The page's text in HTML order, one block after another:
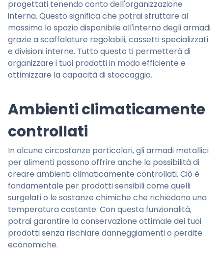
progettati tenendo conto dell'organizzazione
interna. Questo significa che potrai sfruttare al
massimo lo spazio disponibile all'interno degli armadi
grazie a scaffalature regolabili, cassetti specializzati
e divisioni interne. Tutto questo ti permetterà di
organizzare i tuoi prodotti in modo efficiente e
ottimizzare la capacità di stoccaggio.
Ambienti climaticamente
controllati
In alcune circostanze particolari, gli armadi metallici
per alimenti possono offrire anche la possibilità di
creare ambienti climaticamente controllati. Ciò è
fondamentale per prodotti sensibili come quelli
surgelati o le sostanze chimiche che richiedono una
temperatura costante. Con questa funzionalità,
potrai garantire la conservazione ottimale dei tuoi
prodotti senza rischiare danneggiamenti o perdite
economiche.